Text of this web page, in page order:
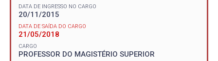
DATA DE INGRESSO NO CARGO
20/11/2015
DATA DE SAÍDA DO CARGO
21/05/2018
CARGO
PROFESSOR DO MAGISTÉRIO SUPERIOR